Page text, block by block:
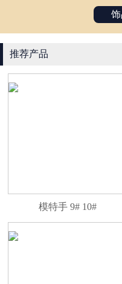
推荐产品
模特手 9# 10#